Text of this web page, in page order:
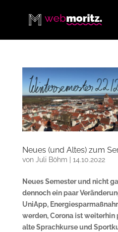
Neues (und Altes) zum
von Juli Böhm 14.10.2022
Neues Semester und nicht
dennoch ein paar
UniApp,
werden, Corona ist weiterhin
alte Sprachkurse und